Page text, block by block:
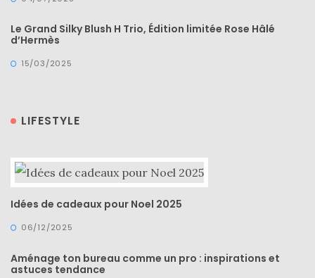
quotidienne/Maison
(61)
Actualités
(5)
Conseils
mode
(25)
mode
Le Grand Silky Blush H Trio, Édition limitée Rose Hâlé
d’Hermès
15/03/2025
LIFESTYLE
Idées de cadeaux pour Noel 2025
06/12/2025
Aménage ton bureau comme un pro : inspirations et
astuces tendance